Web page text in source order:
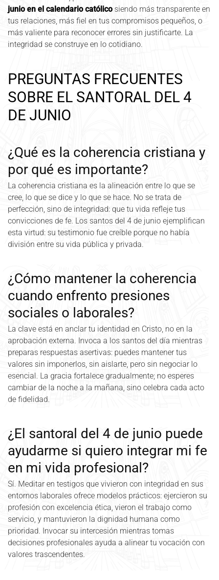
junio en el calendario católicosiendo más transparente en
tus relaciones, más fiel en tus compromisos pequeños, o
más valiente para reconocer errores sin justificarte. La
integridad se construye en lo cotidiano.
PREGUNTAS FRECUENTES
SOBRE EL SANTORAL DEL 4
DE JUNIO
¿Qué es la coherencia cristiana y
por qué es importante?
La coherencia cristiana es la alineación entre lo que se
cree, lo que se dice y lo que se hace. No se trata de
perfección, sino de integridad: que tu vida refleje tus
convicciones de fe. Los santos del 4 de junio ejemplifican
esta virtud: su testimonio fue creíble porque no había
división entre su vida pública y privada.
¿Cómo mantener la coherencia
cuando enfrento presiones
sociales o laborales?
La clave está en anclar tu identidad en Cristo, no en la
aprobación externa. Invoca a los santos del día mientras
preparas respuestas asertivas: puedes mantener tus
valores sin imponerlos, sin aislarte, pero sin negociar lo
esencial. La gracia fortalece gradualmente; no esperes
cambiar de la noche a la mañana, sino celebra cada acto
de fidelidad.
¿El santoral del 4 de junio puede
ayudarme si quiero integrar mi fe
en mi vida profesional?
Sí. Meditar en testigos que vivieron con integridad en sus
entornos laborales ofrece modelos prácticos: ejercieron su
profesión con excelencia ética, vieron el trabajo como
servicio, y mantuvieron la dignidad humana como
prioridad. Invocar su intercesión mientras tomas
decisiones profesionales ayuda a alinear tu vocación con
valores trascendentes.